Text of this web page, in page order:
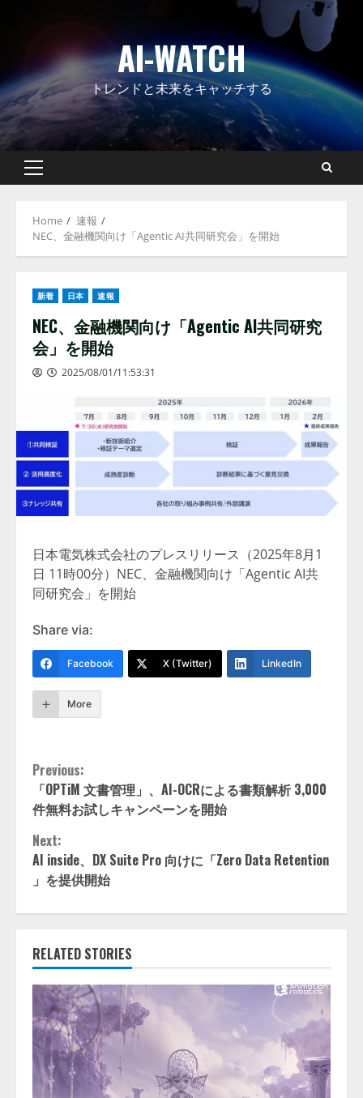
AI-WATCH
トレンドと未来をキャッチする
Primary
Home
速報
NEC、金融機関向け「Agentic AI共同研究会」を開始
新着 日本 速報
NEC、金融機関向け「Agentic AI共同研究
会」を開始
2025/08/01/11:53:31
日本電気株式会社のプレスリリース（2025年8月1
日 11時00分）NEC、金融機関向け「Agentic AI共
同研究会」を開始
Share via:
Facebook X (Twitter) LinkedIn
More
Continue
Reading
Previous:
「OPTiM 文書管理」、AI-OCRによる書類解析 3,000
件無料お試しキャンペーンを開始
Next:
AI inside、DX Suite Pro 向けに「Zero Data Retention
」を提供開始
RELATED STORIES